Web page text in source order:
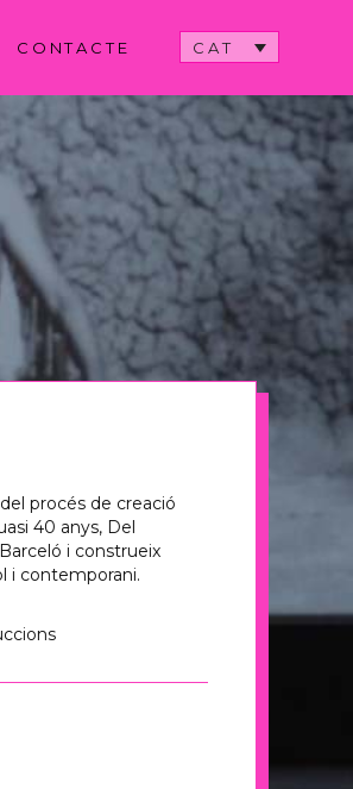
CAT
CONTACTE
procés de creació
40 anys, Del
i construeix
i contemporani.